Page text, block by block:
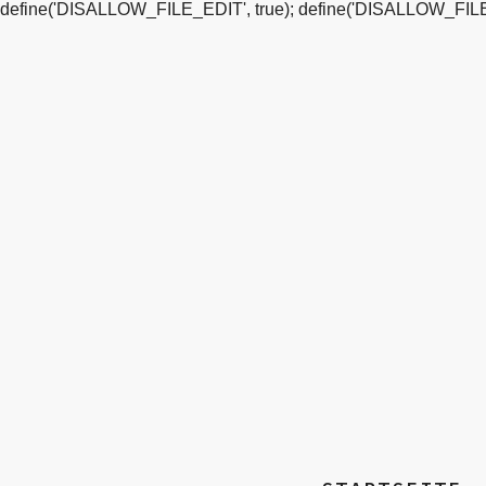
define('DISALLOW_FILE_EDIT', true);